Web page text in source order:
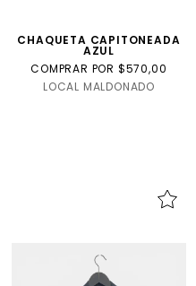
CHAQUETA CAPITONEADA
AZUL
COMPRAR POR $570,00
LOCAL MALDONADO